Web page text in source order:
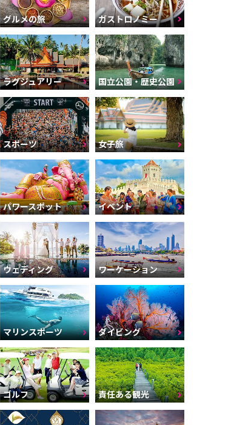
グルメの旅 ガストロノミー
ラグジュアリー 国立公園・歴史公園
スポーツ 女子旅
パワースポット イベント
ウェディング ワーケーション
マリンスポーツ ダイビング
ゴルフ 責任ある観光